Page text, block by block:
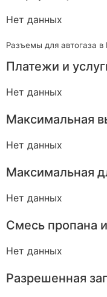
Нет данных
Разъемы для автогаза
Платежи и
Нет данных
Максимальная
Нет данных
Максимальная
Нет данных
Смесь пропана
Нет данных
Разрешенная